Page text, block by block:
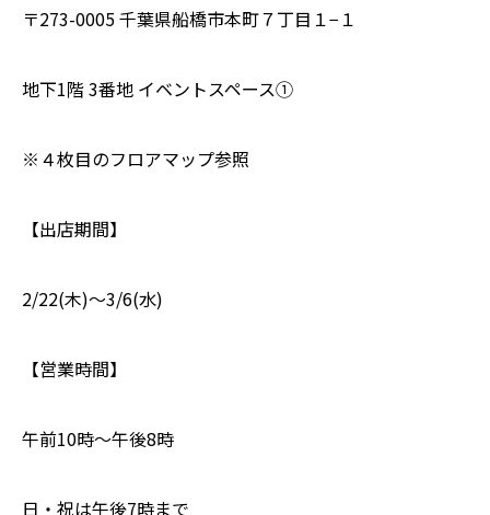
〒273-0005 千葉県船橋市本町７丁目１−１
地下1階 3番地 イベントスペース①
※４枚目のフロアマップ参照
【出店期間】
2/22(木)～3/6(水)
【営業時間】
午前10時～午後8時
日・祝は午後7時まで